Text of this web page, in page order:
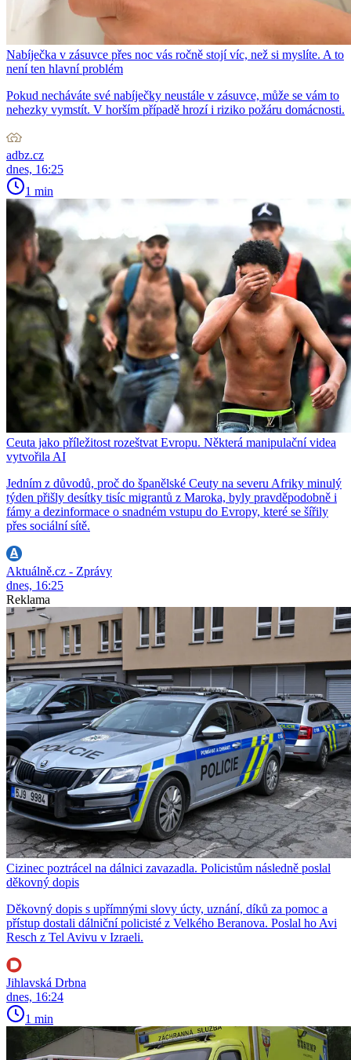
Nabíječka v zásuvce přes noc vás ročně stojí víc, než si myslíte. A to
není ten hlavní problém
Pokud necháváte své nabíječky neustále v zásuvce, může se vám to
nehezky vymstít. V horším případě hrozí i riziko požáru domácnosti.
adbz.cz
dnes, 16:25
1 min
Ceuta jako příležitost rozeštvat Evropu. Některá manipulační videa
vytvořila AI
Jedním z důvodů, proč do španělské Ceuty na severu Afriky minulý
týden přišly desítky tisíc migrantů z Maroka, byly pravděpodobně i
fámy a dezinformace o snadném vstupu do Evropy, které se šířily
přes sociální sítě.
Aktuálně.cz - Zprávy
dnes, 16:25
Reklama
Cizinec poztrácel na dálnici zavazadla. Policistům následně poslal
děkovný dopis
Děkovný dopis s upřímnými slovy úcty, uznání, díků za pomoc a
přístup dostali dálniční policisté z Velkého Beranova. Poslal ho Avi
Resch z Tel Avivu v Izraeli.
Jihlavská Drbna
dnes, 16:24
1 min